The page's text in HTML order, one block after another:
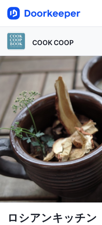
COOK COOP
ロシアンキッチン